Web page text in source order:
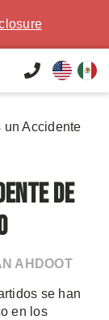
un Accidente
de
AHDOOT
se han
en los